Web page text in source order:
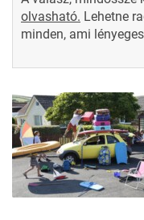
olvasható. Lehetne
minden, ami